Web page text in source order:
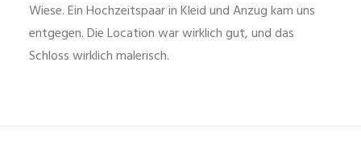
Wiese. Ein Hochzeitspaar in Kleid und Anzug kam uns
entgegen. Die Location war wirklich gut, und das
Schloss wirklich malerisch.